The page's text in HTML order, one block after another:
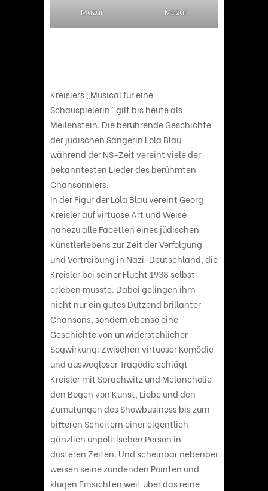
Mazur
Mazur
Kreislers „Musical für eine
Schauspielerin“ gilt bis heute als
Meilenstein. Die berührende Geschichte
der jüdischen Sängerin Lola Blau
während der NS-Zeit vereint viele der
bekanntesten Lieder des berühmten
Chansonniers.
In der Figur der Lola Blau vereint Georg
Kreisler auf virtuose Art und Weise
nahezu alle Facetten eines jüdischen
Künstlerlebens zur Zeit der Verfolgung
und Vertreibung in Nazi-Deutschland, die
Kreisler bei seiner Flucht 1938 selbst
erleben musste. Dabei gelingen ihm
nicht nur ein gutes Dutzend brillanter
Chansons, sondern ebenso eine
Geschichte von unwiderstehlicher
Sogwirkung: Zwischen virtuoser Komödie
und auswegloser Tragödie schlägt
Kreisler mit Sprachwitz und Melancholie
den Bogen von Kunst, Liebe und den
Zumutungen des Showbusiness bis zum
bitteren Scheitern einer eigentlich
gänzlich unpolitischen Person in
düsteren Zeiten. Und scheinbar nebenbei
weisen seine zündenden Pointen und
klugen Einsichten weit über das reine